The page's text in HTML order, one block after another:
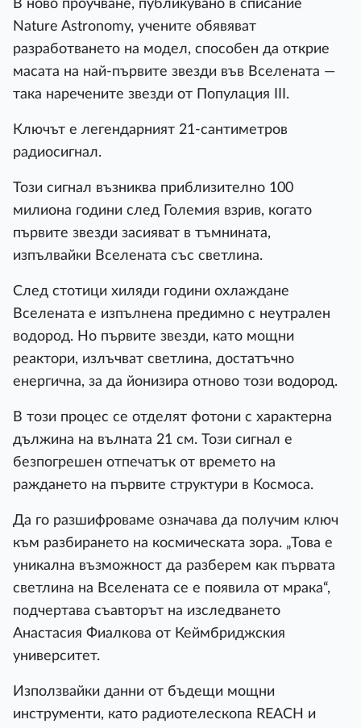
В ново проучване, публикувано в списание
Nature Astronomy, учените обявяват
разработването на модел, способен да открие
масата на най-първите звезди във Вселената —
така наречените звезди от Популация III.
Ключът е легендарният 21-сантиметров
радиосигнал.
Този сигнал възниква приблизително 100
милиона години след Големия взрив, когато
първите звезди засияват в тъмнината,
изпълвайки Вселената със светлина.
След стотици хиляди години охлаждане
Вселената е изпълнена предимно с неутрален
водород. Но първите звезди, като мощни
реактори, излъчват светлина, достатъчно
енергична, за да йонизира отново този водород.
В този процес се отделят фотони с характерна
дължина на вълната 21 см. Този сигнал е
безпогрешен отпечатък от времето на
раждането на първите структури в Космоса.
Да го разшифроваме означава да получим ключ
към разбирането на космическата зора. „Това е
уникална възможност да разберем как първата
светлина на Вселената се е появила от мрака“,
подчертава съавторът на изследването
Анастасия Фиалкова от Кеймбриджския
университет.
Използвайки данни от бъдещи мощни
инструменти, като радиотелескопа REACH и